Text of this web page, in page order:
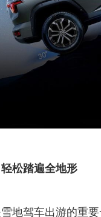
松踏遍全地形
地驾车出游的重